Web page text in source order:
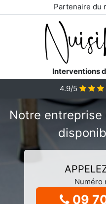
Partenaire du
Interventions
4.9/5
Notre
Numéro
09